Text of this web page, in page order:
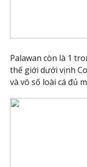
Palawan còn là 1
thế giới dưới vịnh
và vô số loài cá đủ